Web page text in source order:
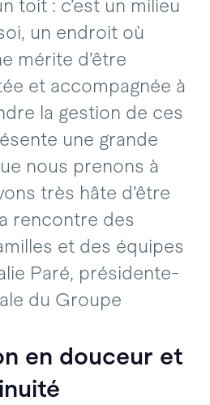
toit : c’est un milieu
un endroit où
mérite d’être
et accompagnée à
la gestion de ces
une grande
nous prenons à
très hâte d’être
rencontre des
et des équipes
Paré, présidente-
du Groupe
en douceur et